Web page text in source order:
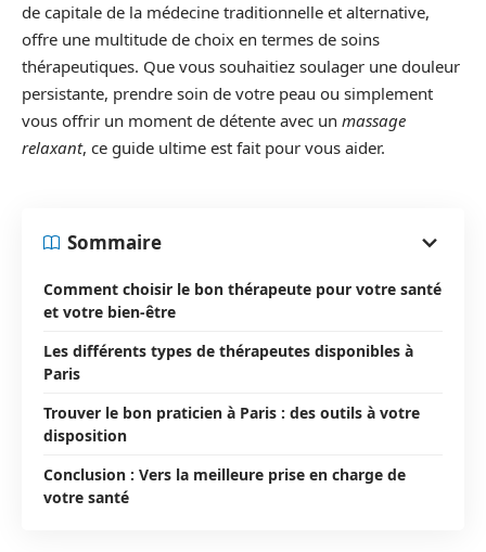
de capitale de la médecine traditionnelle et alternative,
offre une multitude de choix en termes de soins
thérapeutiques. Que vous souhaitiez soulager une douleur
persistante, prendre soin de votre peau ou simplement
vous offrir un moment de détente avec un massage
relaxant, ce guide ultime est fait pour vous aider.
Sommaire
Comment choisir le bon thérapeute pour votre santé
et votre bien-être
Les différents types de thérapeutes disponibles à
Paris
Trouver le bon praticien à Paris : des outils à votre
disposition
Conclusion : Vers la meilleure prise en charge de
votre santé